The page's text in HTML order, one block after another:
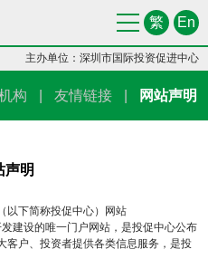
繁 En
主办单位：深圳市国际投资促进中心
构 友情链接 网站声明
声明
以下简称投促中心）网站
建设的唯一门户网站，是投促中心公布
客户、投资者提供各类信息服务，是投